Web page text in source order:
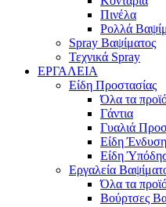
Πινέλα
Ρολλά
Spray Βαψίματος
Τεχνικά Spray
ΕΡΓΑΛΕΙΑ
Είδη Προστασίας
Όλα τα
Γάντια
Γυαλιά
Είδη
Είδη
Εργαλεία
Όλα τα
Βούρτσες